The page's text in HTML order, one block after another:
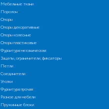
Мебельные ткани
Поролон
Опоры
Опоры декоративные
Опоры колесные
Опоры пластиковые
Фурнитура механическая
Зацепы, ограничители, фиксаторы
Петли
Соединители
Уголки
Фурнитура прочая
Разное для мебели
Пружинные блоки